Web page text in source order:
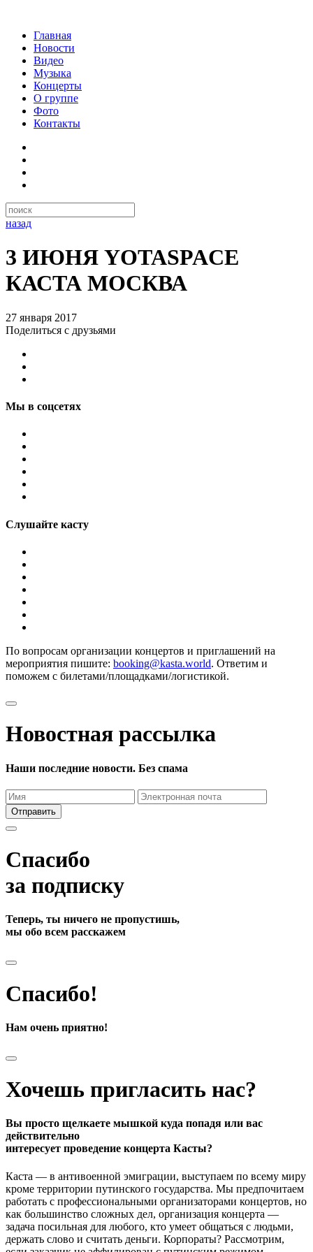
Главная
Новости
Видео
Музыка
Концерты
О группе
Фото
Контакты
назад
3 ИЮНЯ YOTASPACE
КАСТА МОСКВА
27 января 2017
Поделиться с друзьями
Мы в соцсетях
Слушайте касту
По вопросам организации концертов и приглашений на
мероприятия пишите: booking@kasta.world. Ответим и
поможем с билетами/площадками/логистикой.
Новостная рассылка
Наши последние новости. Без спама
Отправить
Спасибо
за подписку
Теперь, ты ничего не пропустишь,
мы обо всем расскажем
Спасибо!
Нам очень приятно!
Хочешь пригласить нас?
Вы просто щелкаете мышкой куда попадя или вас
действительно
интересует проведение концерта Касты?
Каста — в антивоенной эмиграции, выступаем по всему миру
кроме территории путинского государства. Мы предпочитаем
работать с профессиональными организаторами концертов, но
как большинство сложных дел, организация концерта —
задача посильная для любого, кто умеет общаться с людьми,
держать слово и считать деньги. Корпораты? Рассмотрим,